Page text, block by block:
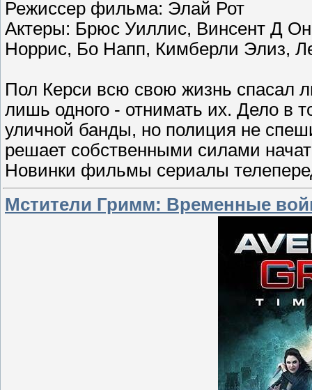
Режиссер фильма: Элай Рот
Актеры: Брюс Уиллис, Винсент Д
Норрис, Бо Напп, Кимберли Элиз,
Пол Керси всю свою жизнь спасал
лишь одного - отнимать их. Дело в
уличной банды, но полиция не
решает собственными силами
Новинки фильмы сериалы
Мстители Гримм: Временные